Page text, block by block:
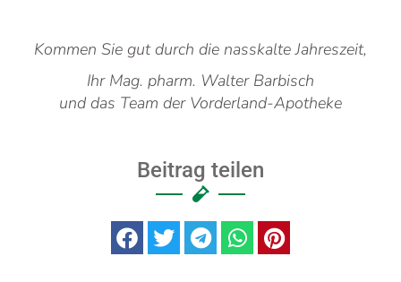
Kommen Sie gut durch die nasskalte Jahreszeit,
Ihr Mag. pharm. Walter Barbisch
und das Team der Vorderland-Apotheke
Beitrag teilen